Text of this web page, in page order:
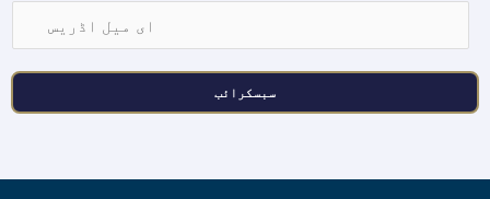
ی
م
سبسکرائب